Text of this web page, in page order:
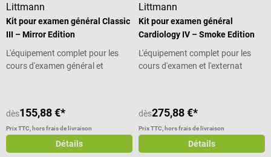
Littmann
Kit pour examen général Classic
III – Mirror Edition
L'équipement complet pour les
cours d'examen général et
dès155,88 €*
Prix TTC, hors frais de livraison
Détails
Littmann
Kit pour examen général
Cardiology IV – Smoke Edition
L'équipement complet pour les
cours d'examen et l'externat
dès275,88 €*
Prix TTC, hors frais de livraison
Détails